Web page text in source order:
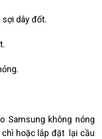
dây đốt.
Samsung không nóng
hoặc lắp đặt lại cầu